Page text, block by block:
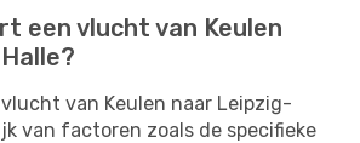
een vlucht van Keulen
van Keulen naar Leipzig-
van factoren zoals de specifieke